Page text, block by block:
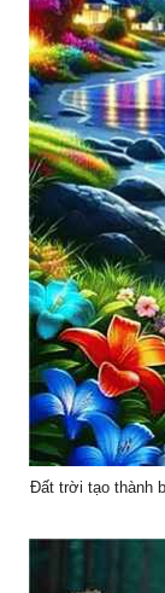
Đất trời tạo thành